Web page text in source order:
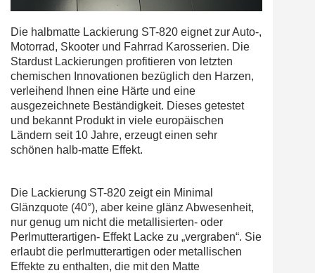
Die halbmatte Lackierung ST-820 eignet zur Auto-,
Motorrad, Skooter und Fahrrad Karosserien. Die
Stardust Lackierungen profitieren von letzten
chemischen Innovationen bezüglich den Harzen,
verleihend Ihnen eine Härte und eine
ausgezeichnete Beständigkeit. Dieses getestet
und bekannt Produkt in viele europäischen
Ländern seit 10 Jahre, erzeugt einen sehr
schönen halb-matte Effekt.
Die Lackierung ST-820 zeigt ein Minimal
Glänzquote (40°), aber keine glänz Abwesenheit,
nur genug um nicht die metallisierten- oder
Perlmutterartigen- Effekt Lacke zu „vergraben“. Sie
erlaubt die perlmutterartigen oder metallischen
Effekte zu enthalten, die mit den Matte